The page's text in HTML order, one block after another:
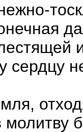
сердцу
молитву